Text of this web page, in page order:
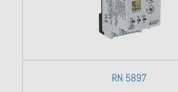
RN 5897